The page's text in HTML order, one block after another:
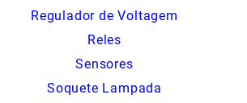
Regulador de Voltagem
Reles
Sensores
Soquete Lampada